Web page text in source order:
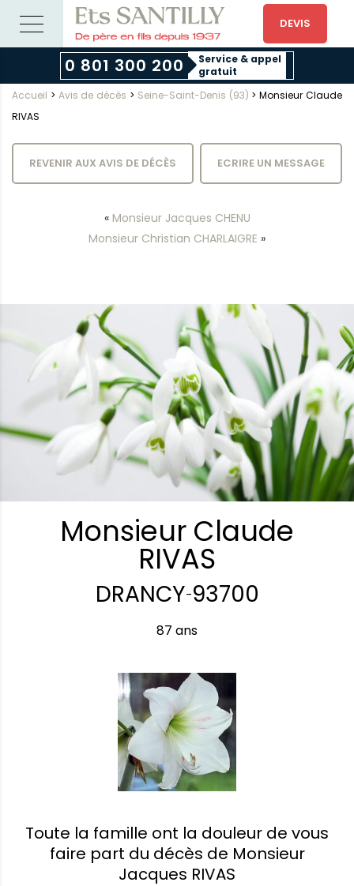
DEVIS
0 801 300 200
Service & appel
gratuit
Accueil > Avis de décès > Seine-Saint-Denis (93) >Monsieur Claude
RIVAS
REVENIR AUX AVIS DE DÉCÈS ECRIRE UN MESSAGE
« Monsieur Jacques CHENU
Monsieur Christian CHARLAIGRE »
Monsieur Claude
RIVAS
DRANCY-93700
87 ans
Toute la famille ont la douleur de vous
faire part du décès de Monsieur
Jacques RIVAS